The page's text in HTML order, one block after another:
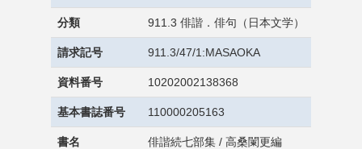
分類 911.3 俳諧．俳句（日本文学）
請求記号 911.3/47/1:MASAOKA
資料番号 10202002138368
基本書誌番号 110000205163
書名 俳諧続七部集 / 高桑闌更編